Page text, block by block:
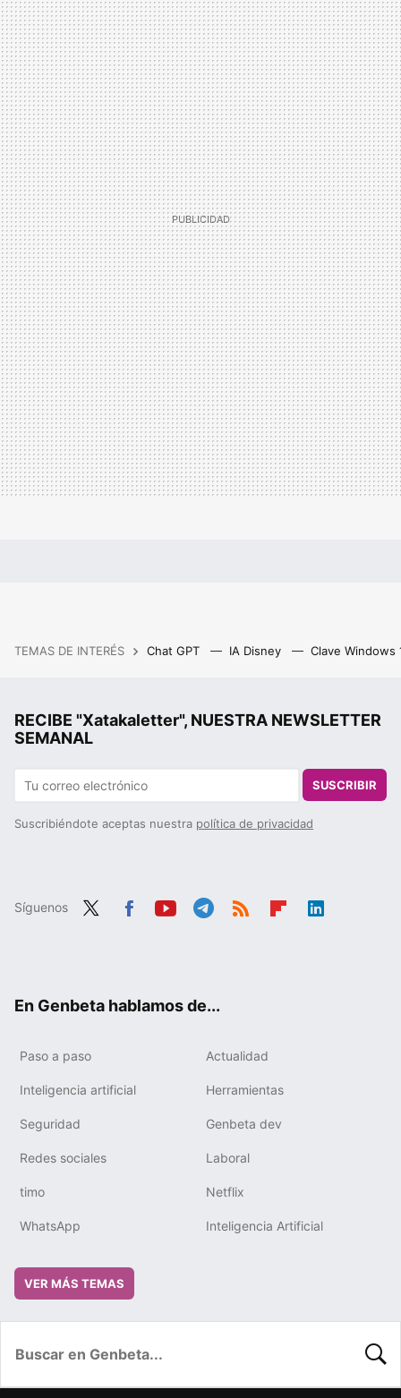
TEMAS DE INTERÉS Chat GPT IA Disney Clave Windows
RECIBE "Xatakaletter", NUESTRA NEWSLETTER
SEMANAL
SUSCRIBIR
Suscribiéndote aceptas nuestra política de privacidad
Síguenos
En Genbeta hablamos de...
Paso a paso Actualidad
Inteligencia artificial Herramientas
Seguridad Genbeta dev
Redes sociales Laboral
timo Netflix
WhatsApp Inteligencia Artificial
VER MÁS TEMAS